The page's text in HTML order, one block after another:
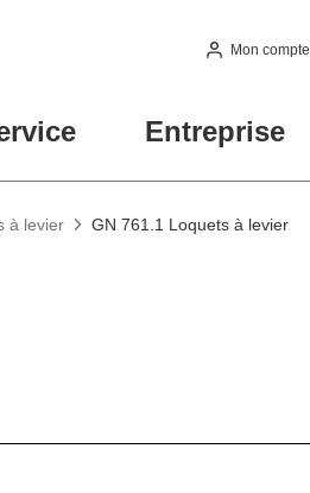
Mon compte
Entreprise
à levier
GN 761.1 Loquets à levier